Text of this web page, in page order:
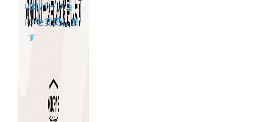
OSバージョ
ンを変更しま
す